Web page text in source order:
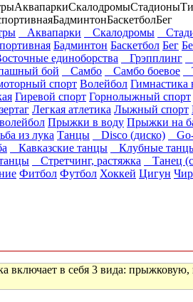
АквапаркиСкалодромыСтадионы
БадминтонБаскетболБег
Аквапарки Скалодромы
Бадминтон Баскетбол Бег
единоборства Грэпплинг
бой Самбо Самбо боевое
спорт Волейбол Гимнастика
Гиревой спорт Горнолыжный спорт
Легкая атлетика Лыжный спорт
Прыжки в воду Прыжки на
из лука Танцы Disco (диско)
Кавказские танцы Клубные
Стретчинг, растяжка Танец
Фитбол Футбол Хоккей Цигун
включает в себя 3 вида: